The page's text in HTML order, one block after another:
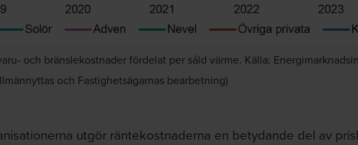
och bränslekostnader fördelat per såld värme. Källa:
och Fastighetsägarnas bearbetning)
utgör räntekostnaderna en betydande del av